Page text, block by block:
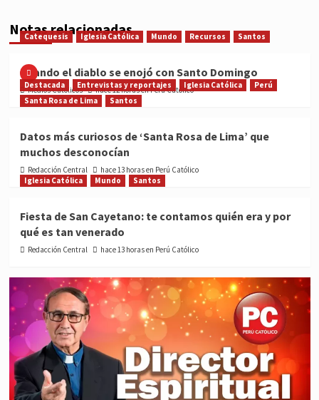
Notas relacionadas
Catequesis Iglesia Católica Mundo Recursos Santos
Cuando el diablo se enojó con Santo Domingo
Medios Católicos hace 12 horas en Perú Católico
Destacada Entrevistas y reportajes Iglesia Católica
Perú
Santa Rosa de Lima
Santos
Datos más curiosos de ‘Santa Rosa de Lima’ que
muchos desconocían
Redacción Central
hace 13 horas en Perú Católico
Iglesia Católica
Mundo Santos
Fiesta de San Cayetano: te contamos quién era y por
qué es tan venerado
Redacción Central hace 13 horas en Perú Católico